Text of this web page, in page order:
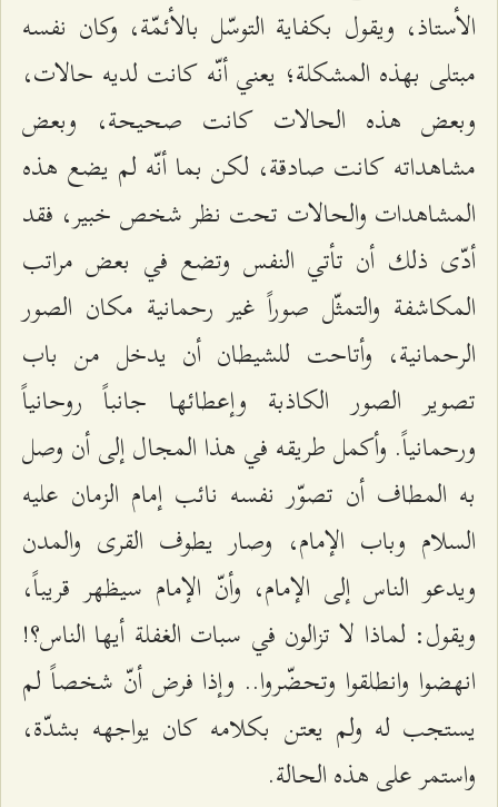
الأستاذ، ويقول بكفاية التوسّل بالأئمّة، وكان نفسه
مبتلى بهذه المشكلة؛ يعني أنّه كانت لديه حالات،
وبعض هذه الحالات كانت صحيحة، وبعض
مشاهداته كانت صادقة، لكن بما أنّه لم يضع هذه
المشاهدات والحالات تحت نظر شخص خبير، فقد
أدّى ذلك أن تأتي النفس وتضع في بعض مراتب
المكاشفة والتمثّل صوراً غير رحمانية مكان الصور
الرحمانية، وأتاحت للشيطان أن يدخل من باب
تصوير الصور الكاذبة وإعطائها جانباً روحانياً
ورحمانياً. وأكمل طريقه في هذا المجال إلى أن وصل
به المطاف أن تصوّر نفسه نائب إمام الزمان عليه
السلام وباب الإمام، وصار يطوف القرى والمدن
ويدعو الناس إلى الإمام، وأنّ الإمام سيظهر قريباً،
ويقول: لماذا لا تزالون في سبات الغفلة أيها الناس؟!
انهضوا وانطلقوا وتحضّروا.. وإذا فرض أنّ شخصاً لم
يستجب له ولم يعتن بكلامه كان يواجهه بشدّة،
واستمر على هذه الحالة.